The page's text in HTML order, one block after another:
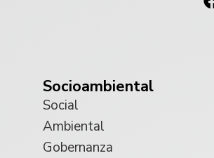
Socioambiental
Social
Ambiental
Gobernanza